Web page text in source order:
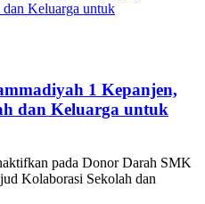
1 Kepanjen,
dan Keluarga untuk
pada Donor Darah SMK
Kolaborasi Sekolah dan